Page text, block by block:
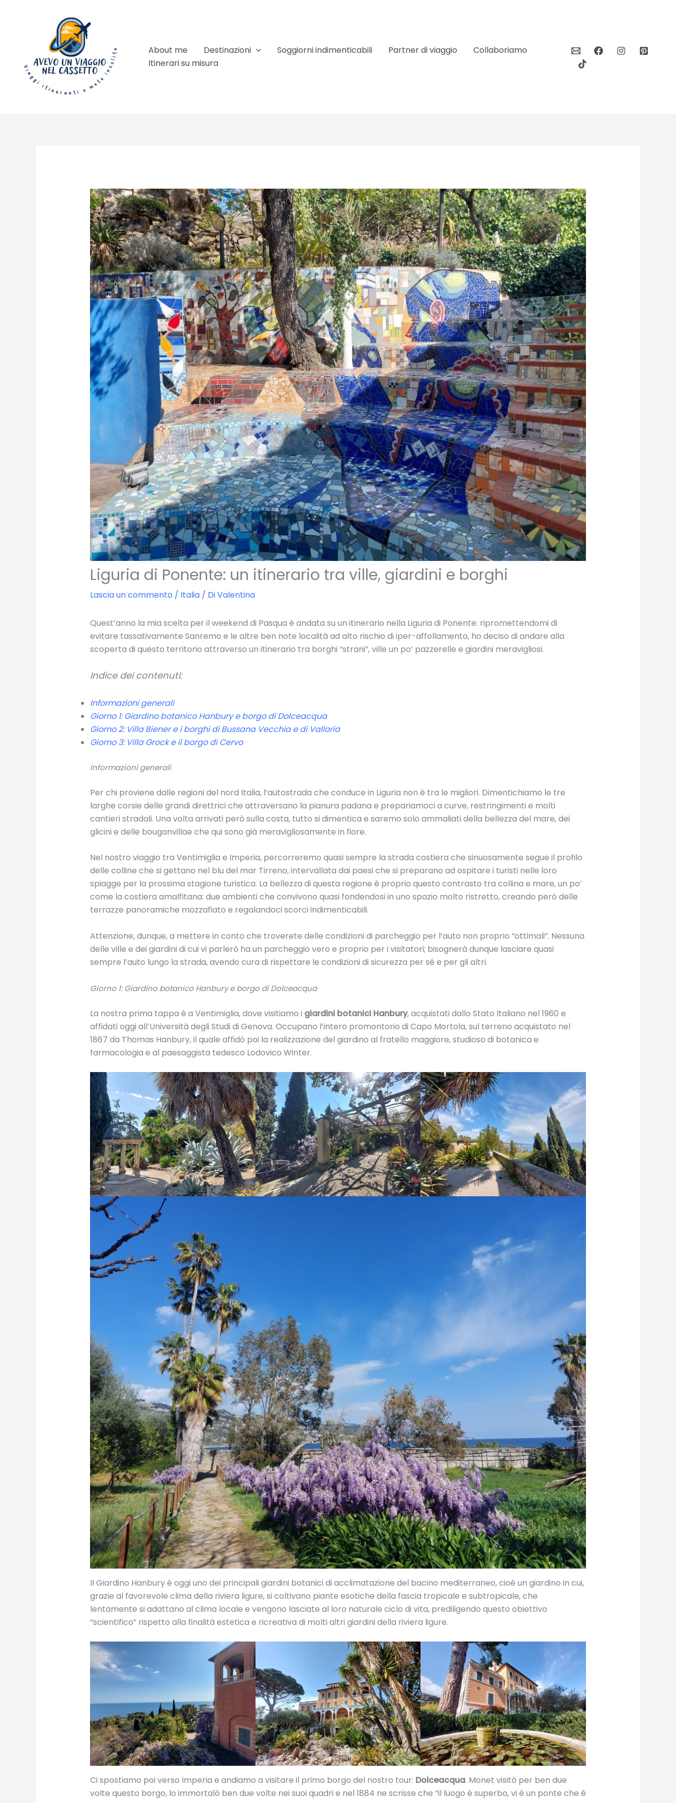
About me
Destinazioni Soggiorni indimenticabili Partner di viaggio
Collaboriamo
Itinerari su misura
Liguria di Ponente: un itinerario tra ville, giardini e borghi
Lascia un commento / Italia/ DiValentina
Quest’anno la mia scelta per il weekend di Pasqua è andata su un itinerario nella Liguria di Ponente: ripromettendomi di
evitare tassativamente Sanremo e le altre ben note località ad alto rischio di iper-affollamento, ho deciso di andare alla
scoperta di questo territorio attraverso un itinerario tra borghi “strani”, ville un po’ pazzerelle e giardini meravigliosi.
Indice dei contenuti:
Informazioni generali
Giorno 1: Giardino botanico Hanbury e borgo di Dolceacqua
Giorno 2: Villa Biener e i borghi di Bussana Vecchia e di Valloria
Giorno 3: Villa Grock e il borgo di Cervo
Informazioni generali
Per chi proviene dalle regioni del nord Italia, l’autostrada che conduce in Liguria non è tra le migliori. Dimentichiamo le tre
larghe corsie delle grandi direttrici che attraversano la pianura padana e prepariamoci a curve, restringimenti e molti
cantieri stradali. Una volta arrivati però sulla costa, tutto si dimentica e saremo solo ammaliati della bellezza del mare, dei
glicini e delle bouganvillae che qui sono già meravigliosamente in fiore.
Nel nostro viaggio tra Ventimiglia e Imperia, percorreremo quasi sempre la strada costiera che sinuosamente segue il profilo
delle colline che si gettano nel blu del mar Tirreno, intervallata dai paesi che si preparano ad ospitare i turisti nelle loro
spiagge per la prossima stagione turistica. La bellezza di questa regione è proprio questo contrasto tra collina e mare, un po’
come la costiera amalfitana: due ambienti che convivono quasi fondendosi in uno spazio molto ristretto, creando però delle
terrazze panoramiche mozzafiato e regalandoci scorci indimenticabili.
Attenzione, dunque, a mettere in conto che troverete delle condizioni di parcheggio per l’auto non proprio “ottimali”. Nessuna
delle ville e dei giardini di cui vi parlerò ha un parcheggio vero e proprio per i visitatori; bisognerà dunque lasciare quasi
sempre l’auto lungo la strada, avendo cura di rispettare le condizioni di sicurezza per sé e per gli altri.
Giorno 1: Giardino botanico Hanbury e borgo di Dolceacqua
La nostra prima tappa è a Ventimiglia, dove visitiamo i giardini botanici Hanbury, acquistati dallo Stato Italiano nel 1960 e
affidati oggi all’Università degli Studi di Genova. Occupano l’intero promontorio di Capo Mortola, sul terreno acquistato nel
1867 da Thomas Hanbury, il quale affidò poi la realizzazione del giardino al fratello maggiore, studioso di botanica e
farmacologia e al paesaggista tedesco Lodovico Winter.
Il Giardino Hanbury è oggi uno dei principali giardini botanici di acclimatazione del bacino mediterraneo, cioè un giardino in cui,
grazie al favorevole clima della riviera ligure, si coltivano piante esotiche della fascia tropicale e subtropicale, che
lentamente si adattano al clima locale e vengono lasciate al loro naturale ciclo di vita, prediligendo questo obiettivo
“scientifico” rispetto alla finalità estetica e ricreativa di molti altri giardini della riviera ligure.
Ci spostiamo poi verso Imperia e andiamo a visitare il primo borgo del nostro tour: Dolceacqua. Monet visitò per ben due
volte questo borgo, lo immortalò ben due volte nei suoi quadri e nel 1884 ne scrisse che “il luogo è superbo, vi è un ponte che è